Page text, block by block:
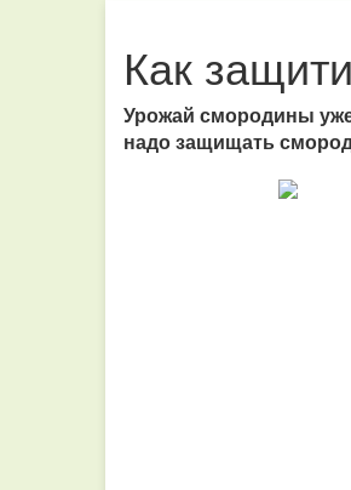
Как
Урожай смородины
надо защищать